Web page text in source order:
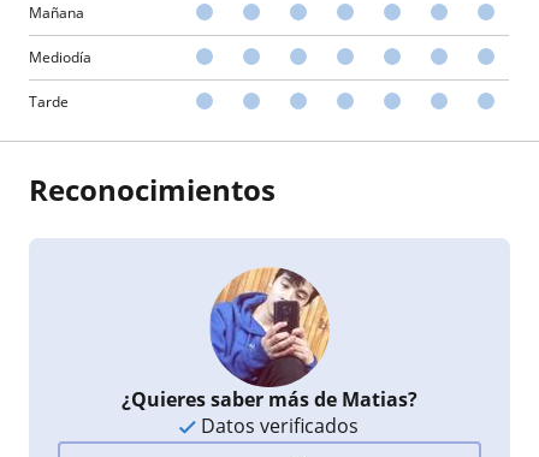
Mañana
Mediodía
Tarde
Reconocimientos
¿Quieres saber más de Matias?
Datos verificados